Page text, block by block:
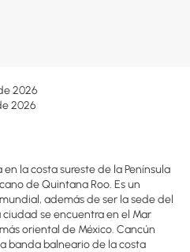
2026
2026
la costa sureste de la Península
de Quintana Roo. Es un
además de ser la sede del
se encuentra en el Mar
oriental de México. Cancún
banda balneario de la costa